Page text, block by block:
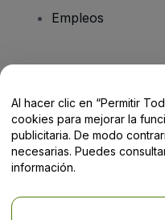
Empleos
Centro de Ayuda
Al hacer clic en “Permitir
cookies para mejorar la
publicitaria. De modo
necesarias. Puedes
información.